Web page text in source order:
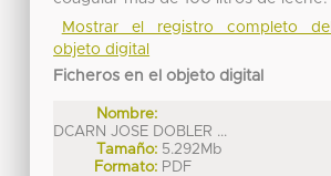
Mostrar el registro completo del
objeto digital
Ficheros en el objeto digital
Nombre:
DCARN JOSE DOBLER ...
Tamaño: 5.292Mb
Formato: PDF